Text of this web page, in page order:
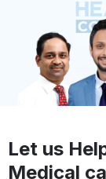
Let us
Medical